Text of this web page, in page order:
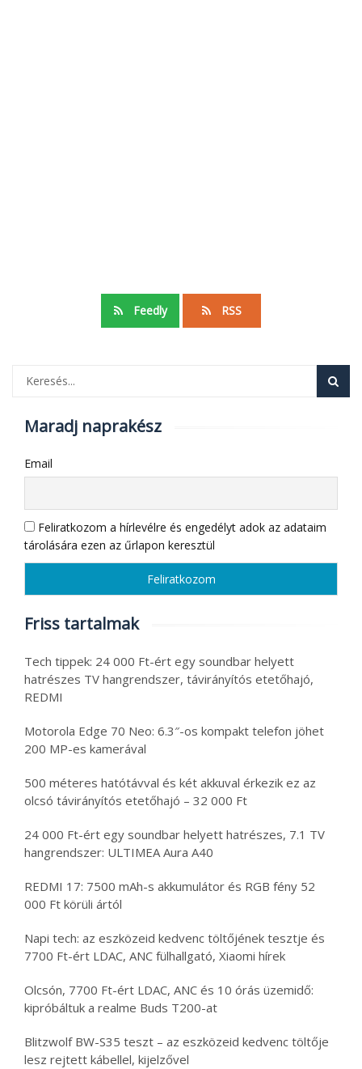
Feedly RSS
Maradj naprakész
Email
Feliratkozom a hírlevélre és engedélyt adok az adataim
tárolására ezen az űrlapon keresztül
Friss tartalmak
Tech tippek: 24 000 Ft-ért egy soundbar helyett
hatrészes TV hangrendszer, távirányítós etetőhajó,
REDMI
Motorola Edge 70 Neo: 6.3″-os kompakt telefon jöhet
200 MP-es kamerával
500 méteres hatótávval és két akkuval érkezik ez az
olcsó távirányítós etetőhajó – 32 000 Ft
24 000 Ft-ért egy soundbar helyett hatrészes, 7.1 TV
hangrendszer: ULTIMEA Aura A40
REDMI 17: 7500 mAh-s akkumulátor és RGB fény 52
000 Ft körüli ártól
Napi tech: az eszközeid kedvenc töltőjének tesztje és
7700 Ft-ért LDAC, ANC fülhallgató, Xiaomi hírek
Olcsón, 7700 Ft-ért LDAC, ANC és 10 órás üzemidő:
kipróbáltuk a realme Buds T200-at
Blitzwolf BW-S35 teszt – az eszközeid kedvenc töltője
lesz rejtett kábellel, kijelzővel